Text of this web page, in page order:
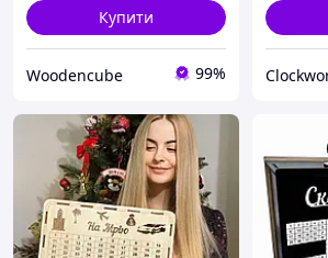
Купити
Woodencube 99%